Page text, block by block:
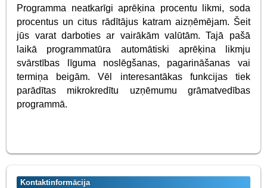
Programma neatkarīgi aprēķina procentu likmi, soda
procentus un citus rādītājus katram aizņēmējam. Šeit
jūs varat darboties ar vairākām valūtām. Tajā pašā
laikā programmatūra automātiski aprēķina likmju
svārstības līguma noslēgšanas, pagarināšanas vai
termiņa beigām. Vēl interesantākas funkcijas tiek
parādītas mikrokredītu uzņēmumu grāmatvedības
programmā.
Kontaktinformācija